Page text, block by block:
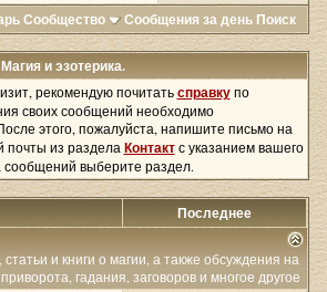
Сообщество Сообщения за день Поиск
и эзотерика.
рекомендую почитатьсправкупо
своих сообщений необходимо
этого, пожалуйста, напишите письмо на
почты из раздела Контактс указанием вашего
сообщений выберите раздел.
Последнее
и книги о магии, а также обсуждения на
гадания, заговоров и многое другое